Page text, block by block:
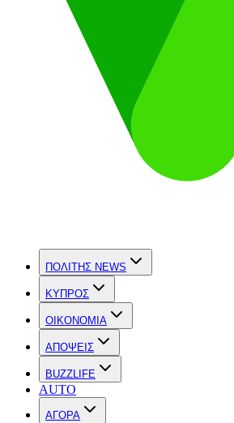
ΠΟΛΙΤΗΣ NEWS
ΚΥΠΡΟΣ
OIKONOMIA
ΑΠΟΨΕΙΣ
BUZZLIFE
AUTO
ΑΓΟΡΑ